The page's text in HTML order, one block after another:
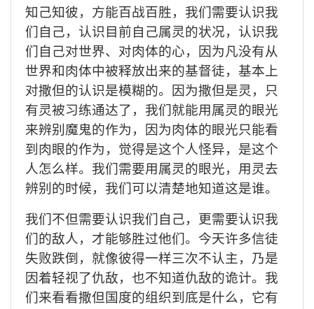
知己知彼，方能百战百胜，我们需要认识我
们自己，认识目前自己属灵的状况，认识我
们自己对世界、对肉体的心，因为凡没有从
世界和肉体中被释放出来的基督徒，基本上
对撒但的认识是模糊的。因为撒但是灵，只
有灵被习练通达了，我们就能用属灵的眼光
来辨别魔鬼的作为，因为肉体的眼光只能看
到肉眼的作为，觉得是这个人怪异，是这个
人怎么样。我们需要用属灵的眼光，用灵去
辨别的时候，我们可以清楚地知道这是谁。
我们不但需要认识我们自己，更需要认识我
们的敌人 ， 才能够胜过他们。 今天许多信徒
失败跌倒，就像彼得一样三次不认主，乃是
因着轻视了仇敌，也不知道仇敌的诡计。 我
们来看看撒但国度的组织到底是什么，它有